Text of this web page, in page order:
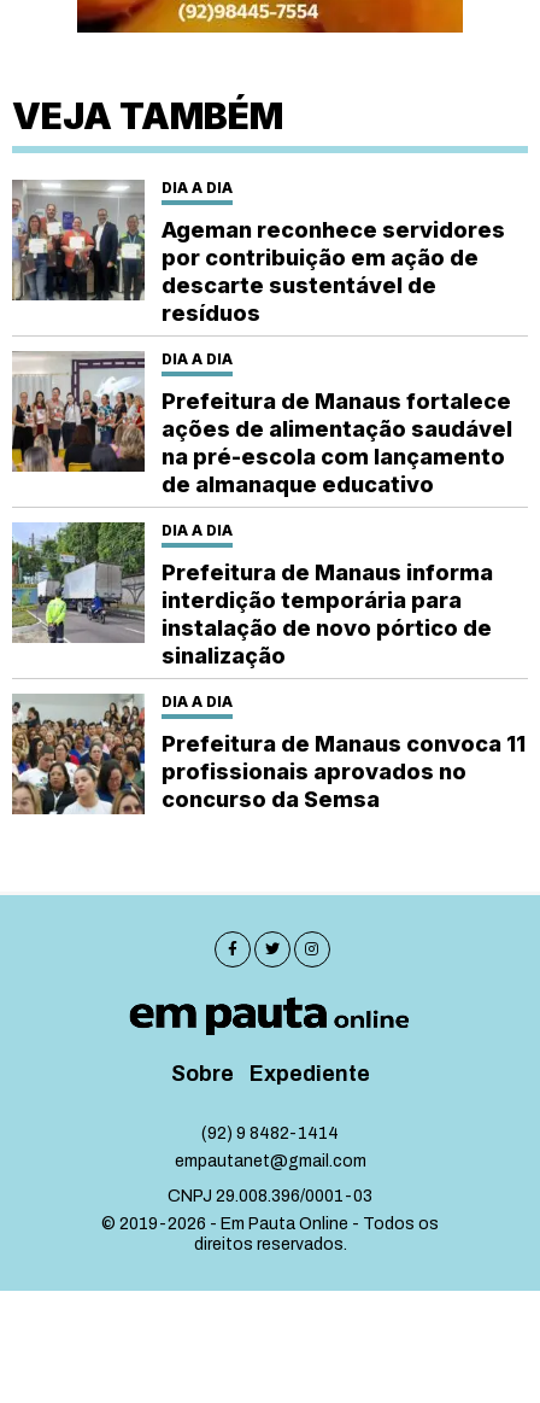
VEJA TAMBÉM
DIA A DIA
Ageman reconhece servidores
por contribuição em ação de
descarte sustentável de
resíduos
DIA A DIA
Prefeitura de Manaus fortalece
ações de alimentação saudável
na pré-escola com lançamento
de almanaque educativo
DIA A DIA
Prefeitura de Manaus informa
interdição temporária para
instalação de novo pórtico de
sinalização
DIA A DIA
Prefeitura de Manaus convoca 11
profissionais aprovados no
concurso da Semsa
Sobre Expediente
(92) 9 8482-1414
empautanet@gmail.com
CNPJ 29.008.396/0001-03
© 2019-2026 - Em Pauta Online - Todos os
direitos reservados.